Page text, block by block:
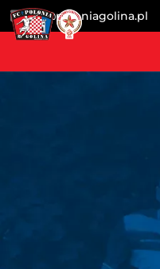
fc@poloniagolina.pl